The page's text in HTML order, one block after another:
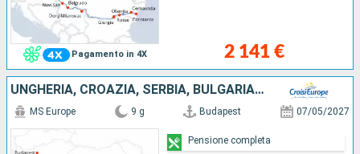
Pagamento in 4X 2 141 €
UNGHERIA, CROAZIA, SERBIA, BULGARIA, ROMANIA
MS Europe 9 g Budapest 07/05/2027
Pensione completa